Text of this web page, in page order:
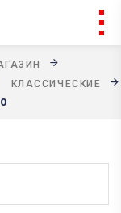
КЛАССИЧЕСКИЕ